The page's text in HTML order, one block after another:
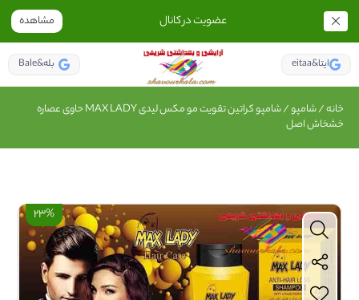
عضویت در کانال مشاهده
eitaa&ایتا Bale&بله
خانه/شامپو
/ شامپو کراتین تقویت مو مکس لیدی MAX LADY حاوی عصاره
خشخاش اصل
23%